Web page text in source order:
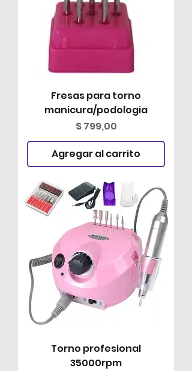
Fresas para torno
manicura/podologia
Precio
$ 799,00
Agregar al carrito
Torno profesional
35000rpm